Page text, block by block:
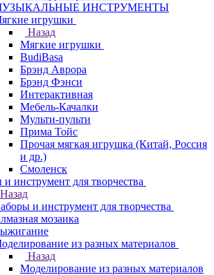
ИНСТРУМЕНТЫ
игрушки
Назад
Мягкие игрушки
BudiBasa
Брэнд Аврора
Брэнд Фэнси
Интерактивная
Мебель-Качалки
Мульти-пульти
Прима Тойс
Прочая мягкая игрушка (Китай, Россия
и др.)
Смоленск
инструмент для творчества
Назад
и инструмент для творчества
мозаика
из разных материалов
Назад
Моделирование из разных материалов